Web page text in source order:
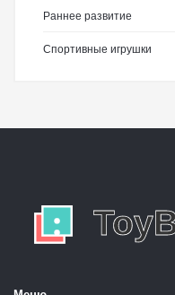
Раннее развитие
Спортивные игрушки